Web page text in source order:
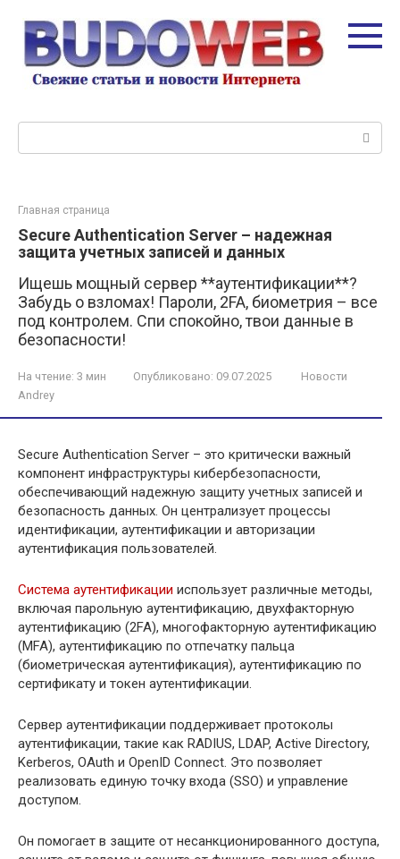
контенту
Главная страница
Secure Authentication Server – надежная
защита учетных записей и данных
Ищешь мощный сервер **аутентификации**?
Забудь о взломах! Пароли, 2FA, биометрия – все
под контролем. Спи спокойно, твои данные в
безопасности!
На чтение: 3 мин Опубликовано: 09.07.2025
Новости
Andrey
Secure Authentication Server – это критически важный
компонент инфраструктуры кибербезопасности,
обеспечивающий надежную защиту учетных записей и
безопасность данных. Он централизует процессы
идентификации, аутентификации и авторизации
аутентификация пользователей.
Система аутентификации использует различные методы,
включая парольную аутентификацию, двухфакторную
аутентификацию (2FA), многофакторную аутентификацию
(MFA), аутентификацию по отпечатку пальца
(биометрическая аутентификация), аутентификацию по
сертификату и токен аутентификации.
Сервер аутентификации поддерживает протоколы
аутентификации, такие как RADIUS, LDAP, Active Directory,
Kerberos, OAuth и OpenID Connect. Это позволяет
реализовать единую точку входа (SSO) и управление
доступом.
Он помогает в защите от несанкционированного доступа,